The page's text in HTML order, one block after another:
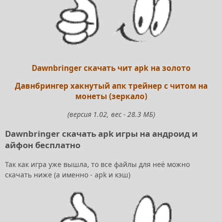
Dawnbringer скачать чит apk на золото
Давнбрингер хакнутый апк трейнер с читом на
монеты (зеркало)
(версия 1.02, вес - 28.3 МБ)
Dawnbringer скачать apk игры на андроид и
айфон бесплатно
Так как игра уже вышла, то все файлы для неё можно
скачать ниже (а именно - apk и кэш)